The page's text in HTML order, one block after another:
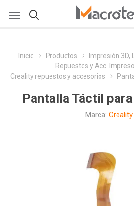
Inicio Productos
Impresión 3D,
Repuestos y Acc.
Creality repuestos y accesorios
Pantalla Táctil
Marca: Creality